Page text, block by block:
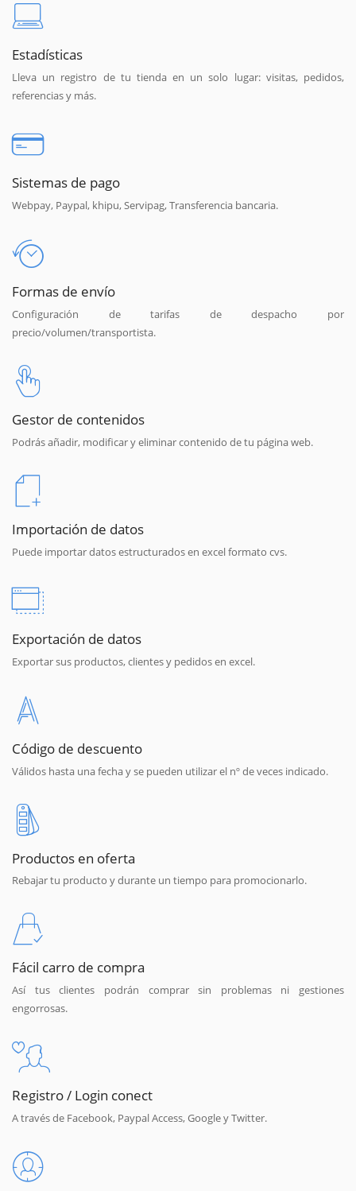
Estadísticas
Lleva un registro de tu tienda en un solo lugar: visitas, pedidos,
referencias y más.
Sistemas de pago
Webpay, Paypal, khipu, Servipag, Transferencia bancaria.
Formas de envío
Configuración de tarifas de despacho por
precio/volumen/transportista.
Gestor de contenidos
Podrás añadir, modificar y eliminar contenido de tu página web.
Importación de datos
Puede importar datos estructurados en excel formato cvs.
Exportación de datos
Exportar sus productos, clientes y pedidos en excel.
Código de descuento
Válidos hasta una fecha y se pueden utilizar el nº de veces indicado.
Productos en oferta
Rebajar tu producto y durante un tiempo para promocionarlo.
Fácil carro de compra
Así tus clientes podrán comprar sin problemas ni gestiones
engorrosas.
Registro / Login conect
A través de Facebook, Paypal Access, Google y Twitter.